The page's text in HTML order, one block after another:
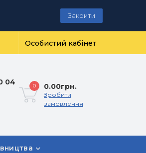
Закрити
Особистий кабінет
04 0 0.00грн.
Зробити
замовлення